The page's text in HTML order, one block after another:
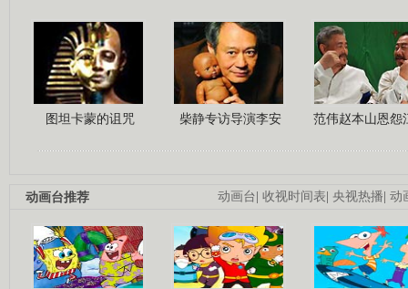
图坦卡蒙的诅咒 柴静专访导演李安 范伟赵本山恩怨
动画台| 收视时间表| 央视热播| 动
动画台推荐